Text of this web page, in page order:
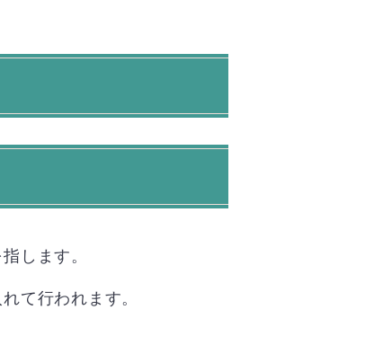
します。
て行われます。